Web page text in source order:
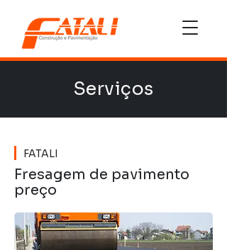
Serviços
FATALI
Fresagem de pavimento
preço